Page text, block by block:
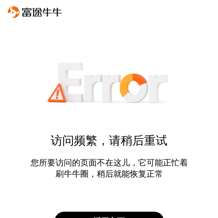
访问频繁，请稍后重试
您所要访问的页面不在这儿，它可能正忙着
刷牛牛圈，稍后就能恢复正常